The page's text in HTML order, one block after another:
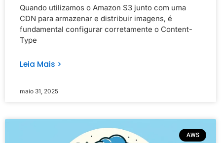
Quando utilizamos o Amazon S3 junto com uma
CDN para armazenar e distribuir imagens, é
fundamental configurar corretamente o Content-
Type
Leia Mais >
maio 31, 2025
AWS